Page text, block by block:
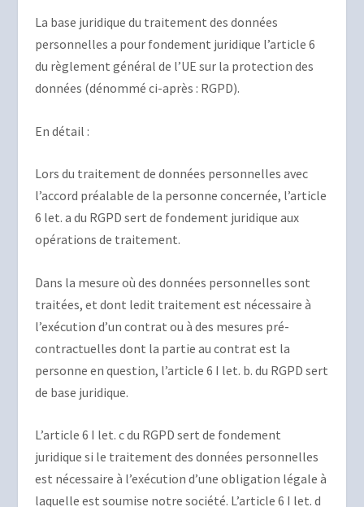
La base juridique du traitement des données
personnelles a pour fondement juridique l’article 6
du règlement général de l’UE sur la protection des
données (dénommé ci-après : RGPD).
En détail :
Lors du traitement de données personnelles avec
l’accord préalable de la personne concernée, l’article
6 let. a du RGPD sert de fondement juridique aux
opérations de traitement.
Dans la mesure où des données personnelles sont
traitées, et dont ledit traitement est nécessaire à
l’exécution d’un contrat ou à des mesures pré-
contractuelles dont la partie au contrat est la
personne en question, l’article 6 I let. b. du RGPD sert
de base juridique.
L’article 6 I let. c du RGPD sert de fondement
juridique si le traitement des données personnelles
est nécessaire à l’exécution d’une obligation légale à
laquelle est soumise notre société. L’article 6 I let. d